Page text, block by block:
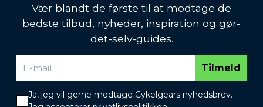
Vær blandt de første til at modtage de
bedste tilbud, nyheder, inspiration og gør-
det-selv-guides.
Tilmeld
Ja, jeg vil gerne modtage Cykelgears nyhedsbrev.